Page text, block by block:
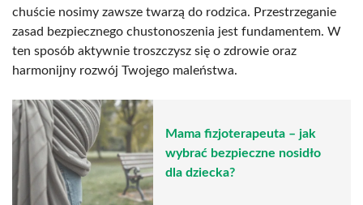
chuście nosimy zawsze twarzą do rodzica. Przestrzeganie
zasad bezpiecznego chustonoszenia jest fundamentem. W
ten sposób aktywnie troszczysz się o zdrowie oraz
harmonijny rozwój Twojego maleństwa.
Mama fizjoterapeuta – jak
wybrać bezpieczne nosidło
dla dziecka?